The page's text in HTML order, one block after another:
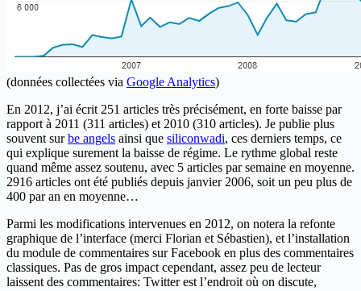
(données collectées via Google Analytics)
En 2012, j’ai écrit 251 articles très précisément, en forte baisse par
rapport à 2011 (311 articles) et 2010 (310 articles). Je publie plus
souvent surbe angels ainsi que siliconwadi, ces derniers temps, ce
qui explique surement la baisse de régime. Le rythme global reste
quand même assez soutenu, avec 5 articles par semaine en moyenne.
2916 articles ont été publiés depuis janvier 2006, soit un peu plus de
400 par an en moyenne…
Parmi les modifications intervenues en 2012, on notera la refonte
graphique de l’interface (merci Florian et Sébastien), et l’installation
du module de commentaires sur Facebook en plus des commentaires
classiques. Pas de gros impact cependant, assez peu de lecteur
laissent des commentaires: Twitter est l’endroit où on discute,